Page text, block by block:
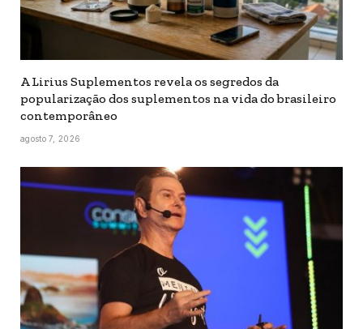
A Lirius Suplementos revela os segredos da
popularização dos suplementos na vida do brasileiro
contemporâneo
agosto 7, 2026